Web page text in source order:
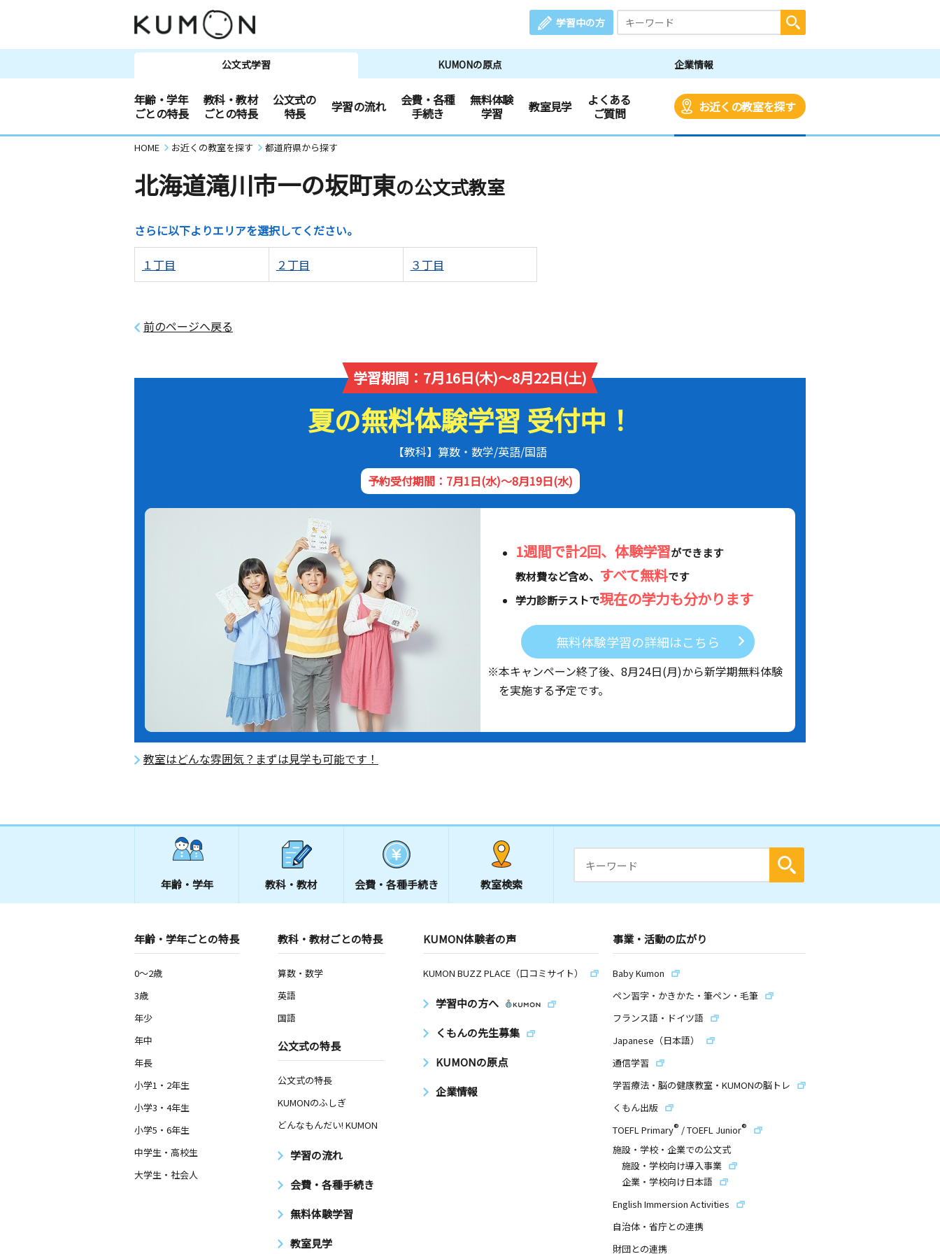
学習中の方
公文式学習 KUMONの原点 企業情報
年齢・学年
ごとの特長
教科・教材
ごとの特長
公文式の
特長
学習の流れ
会費・各種
手続き
無料体験
学習
教室見学
よくある
ご質問
お近くの教室を探す
HOME お近くの教室を探す 都道府県から探す
北海道滝川市一の坂町東の公文式教室
さらに以下よりエリアを選択してください。
１丁目 ２丁目 ３丁目
前のページへ戻る
学習期間：7月16日(木)～8月22日(土)
夏の無料体験学習 受付中！
【教科】算数・数学/英語/国語
予約受付期間：7月1日(水)～8月19日(水)
1週間で計2回、体験学習ができます
教材費など含め、 すべて無料です
学力診断テストで現在の学力も分かります
無料体験学習の詳細はこちら
※本キャンペーン終了後、 8月24日(月)から新学期無料体験
を実施する予定です。
教室はどんな雰囲気？まずは見学も可能です！
年齢・学年 教科・教材 会費・ 各種手続き 教室検索
年齢・学年ごとの特長
0～2歳
3歳
年少
年中
年長
小学1・2年生
小学3・4年生
小学5・6年生
中学生・高校生
大学生・社会人
教科・教材ごとの特長
算数・数学
英語
国語
公文式の特長
公文式の特長
KUMONのふしぎ
どんなもんだい! KUMON
学習の流れ
会費・各種手続き
無料体験学習
教室見学
KUMON体験者の声
KUMON BUZZ PLACE（口コミサイト）
学習中の方へ
くもんの先生募集
KUMONの原点
企業情報
事業・活動の広がり
Baby Kumon
ペン習字・かきかた・筆ペン・毛筆
フランス語・ドイツ語
Japanese（日本語）
通信学習
学習療法・脳の健康教室・KUMONの脳トレ
くもん出版
TOEFL Primary® /TOEFL Junior®
施設・学校・企業での公文式
施設・学校向け導入事業
企業・学校向け日本語
English Immersion Activities
自治体・省庁との連携
財団との連携